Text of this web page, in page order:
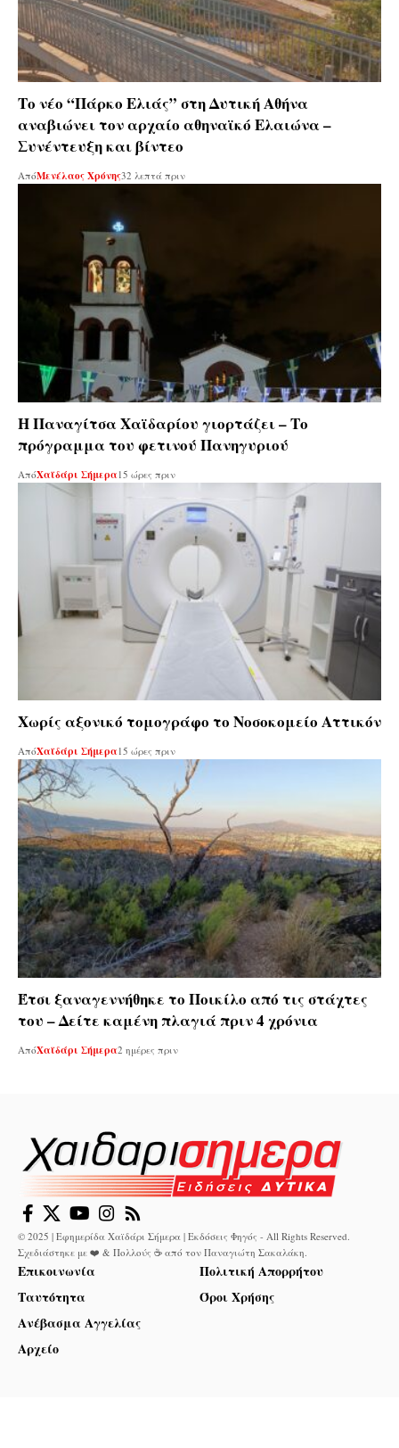
Το νέο “Πάρκο Ελιάς” στη Δυτική Αθήνα
αναβιώνει τον αρχαίο αθηναϊκό Ελαιώνα –
Συνέντευξη και βίντεο
ΑπόΜενέλαος Χρόνης32 λεπτά πριν
Η Παναγίτσα Χαϊδαρίου γιορτάζει – Το
πρόγραμμα του φετινού Πανηγυριού
ΑπόΧαϊδάρι Σήμερα 15 ώρες πριν
Χωρίς αξονικό τομογράφο το Νοσοκομείο Αττικόν
ΑπόΧαϊδάρι Σήμερα15 ώρες πριν
Έτσι ξαναγεννήθηκε το Ποικίλο από τις στάχτες
του – Δείτε καμένη πλαγιά πριν 4 χρόνια
ΑπόΧαϊδάρι Σήμερα2 ημέρες πριν
© 2025 | Εφημερίδα Χαϊδάρι Σήμερα | Εκδόσεις Φηγός - All Rights Reserved.
Σχεδιάστηκε με ❤️ & Πολλούς ☕ από τον Παναγιώτη Σακαλάκη
Επικοινωνία
Ταυτότητα
Ανέβασμα Αγγελίας
Αρχείο
Πολιτική Απορρήτου
Όροι Χρήσης